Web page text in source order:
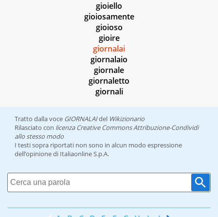
gioiello
gioiosamente
gioioso
gioire
giornalai
giornalaio
giornale
giornaletto
giornali
Tratto dalla voce GIORNALAIdel Wikizionario
Rilasciato con licenza Creative Commons Attribuzione-Condividi
allo stesso modo
I testi sopra riportati non sono in alcun modo espressione
dell’opinione di Italiaonline S.p.A.